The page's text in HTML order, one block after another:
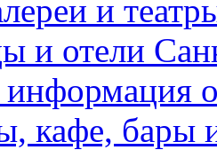
и
и отели
информация
кафе, бары